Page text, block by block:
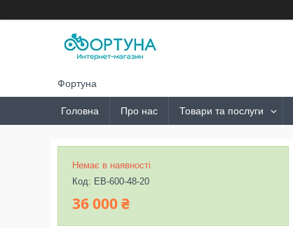
Фортуна
Головна Про нас Товари та послуги
Немає в наявності
Код: ЕВ-600-48-20
36 000 ₴